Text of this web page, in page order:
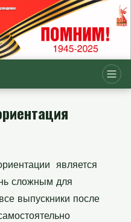
является
сложным для
выпускники после